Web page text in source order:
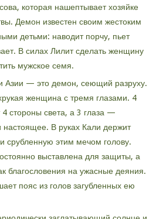
которая нашептывает хозяйке
Демон известен своим жестоким
детьми: наводит порчу, пьет
В силах Лилит сделать женщину
мужское семя.
Азии — это демон, сеющий разруху.
женщина с тремя глазами. 4
4 стороны света, а 3 глаза —
В руках Кали держит
срубленную этим мечом голову.
выставлена для защиты, а
благословения на ужасные деяния.
пояс из голов загубленных ею